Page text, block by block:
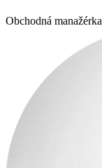
Obchodná manažérka